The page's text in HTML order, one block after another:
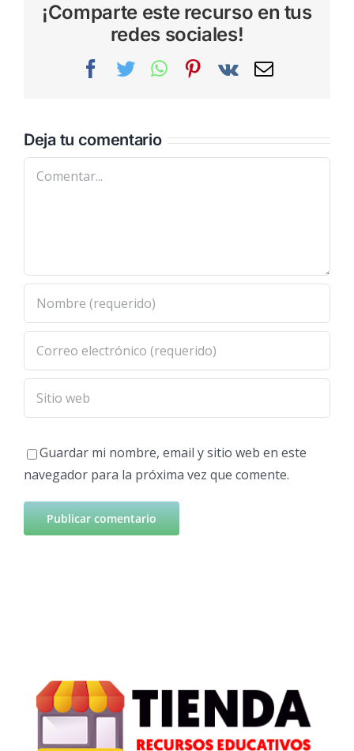
¡Comparte este recurso en tus
redes sociales!
Facebook
TwitterWhatsAppPinterest
Vk
Correo
Deja tu comentario
Comentar
Guardar mi nombre, email y sitio web en este
navegador para la próxima vez que comente.